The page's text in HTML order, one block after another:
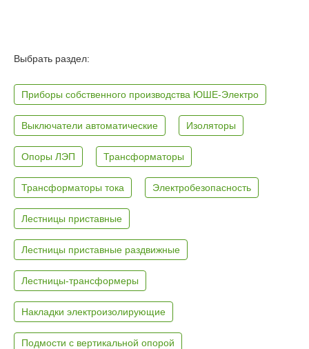
Выбрать раздел:
Приборы собственного производства ЮШЕ-Электро
Выключатели автоматические Изоляторы
Опоры ЛЭП Трансформаторы
Трансформаторы тока Электробезопасность
Лестницы приставные
Лестницы приставные раздвижные
Лестницы-трансформеры
Накладки электроизолирующие
Подмости с вертикальной опорой